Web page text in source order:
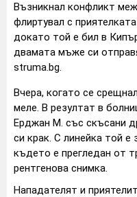
Възникнал конфликт
флиртувал с
докато той е бил в
двамата мъже си
struma.bg.
Вчера, когато се
меле. В резултат в
Ерджан М. със скъсани
си крак. С линейка той е
където е прегледан от
рентгенова снимка.
Нападателят и